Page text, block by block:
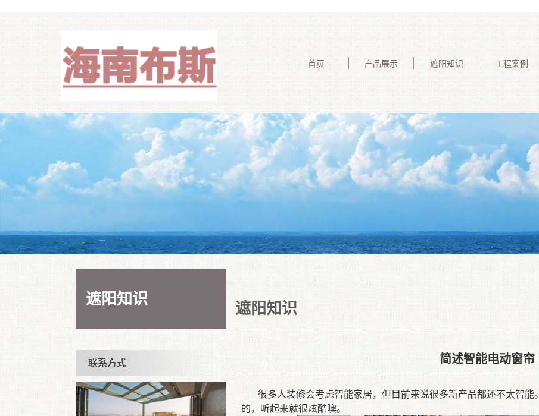
首页 产品展示 遮阳知识 工程案例
遮阳知识
遮阳知识
简述智能电动窗帘
很多人装修会考虑智能家居， 但 目前来说很多新产品都还不太智能。
的，听起来就很炫酷噢。